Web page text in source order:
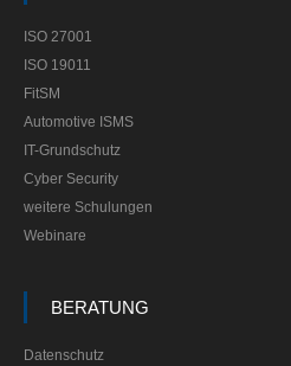
ISO 27001
ISO 19011
FitSM
Automotive ISMS
IT-Grundschutz
Cyber Security
weitere Schulungen
Webinare
BERATUNG
Datenschutz